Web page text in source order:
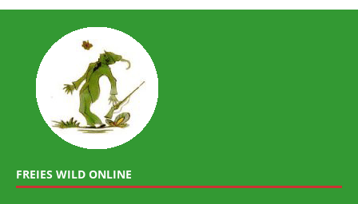
FREIES WILD ONLINE